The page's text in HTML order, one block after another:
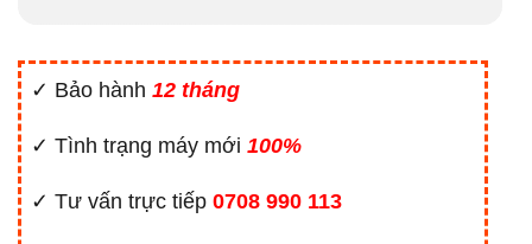
✓ Bảo hành 12 tháng
✓ Tình trạng máy mới 100%
✓ Tư vấn trực tiếp 0708 990 113